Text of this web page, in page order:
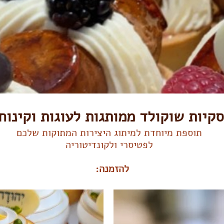
שוקולד ממותגות לעוגות
תוספת מיוחדת למיתוג היצירות המתוקות שלכם
לפטיסרי ולקונדיטוריה
להזמנה: